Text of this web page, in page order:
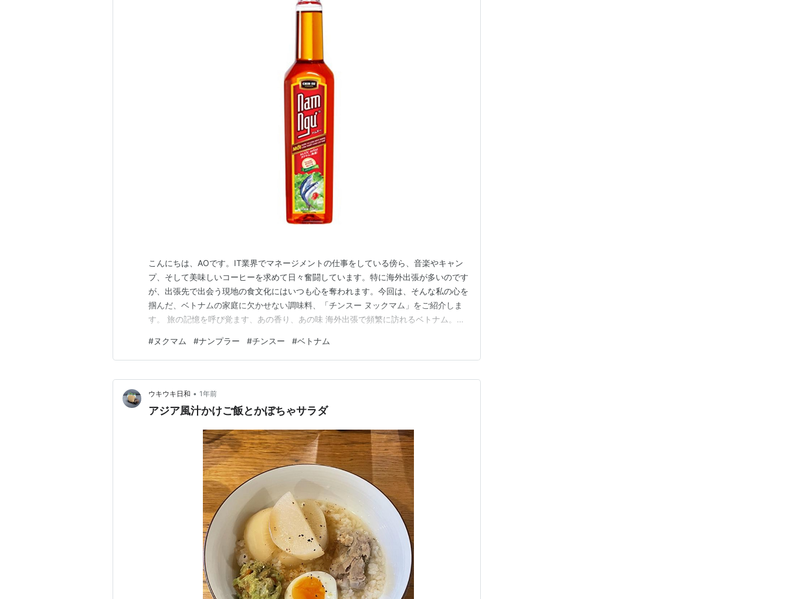
こんにちは、AOです。IT業界でマネージメントの仕事をしている傍ら、音楽やキャン
プ、そして美味しいコーヒーを求めて日々奮闘しています。特に海外出張が多いのです
が、出張先で出会う現地の食文化にはいつも心を奪われます。今回は、そんな私の心を
掴んだ、ベトナムの家庭に欠かせない調味料、「チンスー ヌックマム」をご紹介しま
す。 旅の記憶を呼び覚ます、あの香り、あの味 海外出張で頻繁に訪れるベトナム。活
をそそる香りです。フォーやブンチャー、生春巻き…。これらの料理に欠かせないの
が、魚醤、現地では「ヌックマム」と呼ばれる調味料です…
#ヌクマム #ナンプラー #チンスー #ベトナム
ウキウキ日和 • 1年前
アジア風汁かけご飯とかぼちゃサラダ